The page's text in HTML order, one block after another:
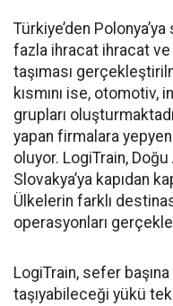
Türkiye’den
fazla ihracat ihracat
taşıması
kısmını ise,
grupları
yapan firmalara
oluyor. LogiTrain,
Slovakya’ya kapıdan
Ülkelerin farklı
operasyonları
LogiTrain, sefer
taşıyabileceği yükü